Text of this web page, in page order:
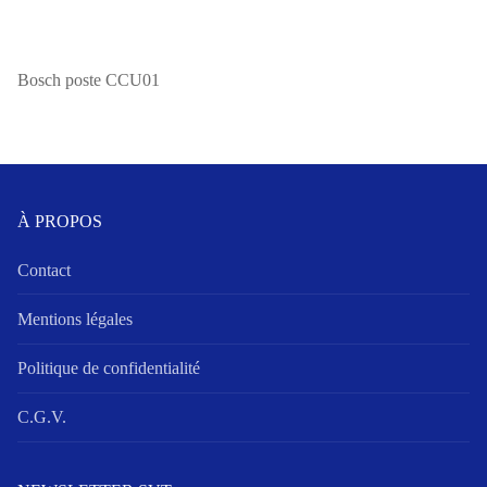
Bosch poste CCU01
À PROPOS
Contact
Mentions légales
Politique de confidentialité
C.G.V.